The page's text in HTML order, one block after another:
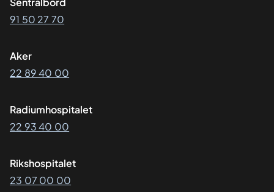
91 50 27 70
Aker
22 89 40 00
Radiumhospitalet
22 93 40 00
Rikshospitalet
23 07 00 00